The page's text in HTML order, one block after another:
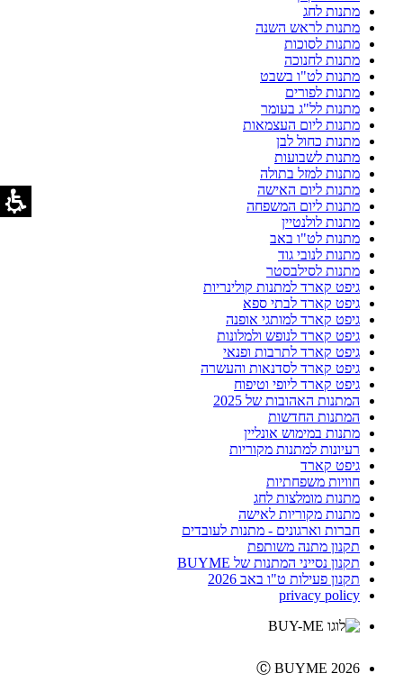
מתנות לחג
מתנות לראש השנה
מתנות לסוכות
מתנות לחנוכה
מתנות לט"ו בשבט
מתנות לפורים
מתנות לל"ג בעומר
מתנות ליום העצמאות
מתנות כחול לבן
מתנות לשבועות
מתנות למזל בתולה
מתנות ליום האישה
מתנות ליום המשפחה
מתנות לולנטיין
מתנות לט"ו באב
מתנות לנובי גוד
מתנות לסילבסטר
גיפט קארד למתנות קולינריות
גיפט קארד לבתי ספא
גיפט קארד למותגי אופנה
גיפט קארד לנופש ולמלונות
גיפט קארד לתרבות ופנאי
גיפט קארד לסדנאות והעשרה
גיפט קארד ליופי וטיפוח
המתנות האהובות של 2025
המתנות החדשות
מתנות במימוש אונליין
רעיונות למתנות מקוריות
גיפט קארד
חוויות משפחתיות
מתנות מומלצות לחג
מתנות מקוריות לאישה
חברות וארגונים - מתנות לעובדים
תקנון מתנה משותפת
תקנון נסייני המתנות של BUYME
תקנון פעילות ט"ו באב 2026
privacy policy
Ⓒ BUYME 2026